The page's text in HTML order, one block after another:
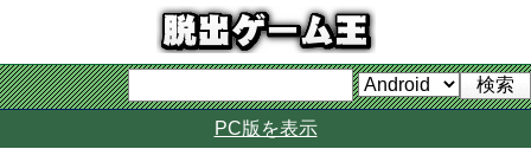
PC版を表示